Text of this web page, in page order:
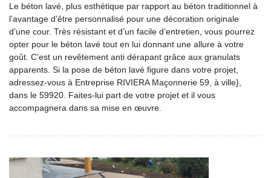
Le béton lavé, plus esthétique par rapport au béton traditionnel à
l’avantage d’être personnalisé pour une décoration originale
d’une cour. Très résistant et d’un facile d’entretien, vous pourrez
opter pour le béton lavé tout en lui donnant une allure à votre
goût. C’est un revêtement anti dérapant grâce aux granulats
apparents. Si la pose de béton lavé figure dans votre projet,
adressez-vous à Entreprise RIVIERA Maçonnerie 59, à ville},
dans le 59920. Faites-lui part de votre projet et il vous
accompagnera dans sa mise en œuvre.